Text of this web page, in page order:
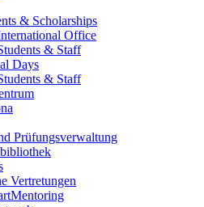
& Scholarships
Office
& Staff
Days
& Staff
Prüfungsverwaltung
Vertretungen